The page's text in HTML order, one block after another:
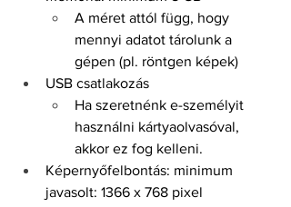
A méret attól függ, hogy
mennyi adatot tárolunk a
gépen (pl. röntgen képek)
USB csatlakozás
Ha szeretnénk e-személyit
használni kártyaolvasóval,
akkor ez fog kelleni.
Képernyőfelbontás: minimum
javasolt: 1366 x 768 pixel